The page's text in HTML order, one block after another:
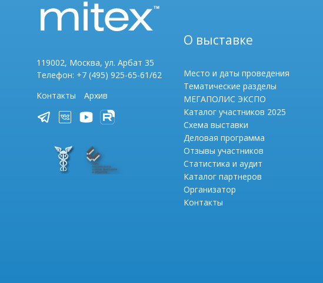
119002, Москва, ул. Арбат 35
Телефон: +7 (495) 925-65-61/62
Контакты
Архив
О выставке
Место и даты проведения
Тематические разделы
МЕГАПОЛИС ЭКСПО
Каталог участников 2025
Схема выставки
Деловая программа
Отзывы участников
Статистика и аудит
Каталог партнеров
Организатор
Контакты